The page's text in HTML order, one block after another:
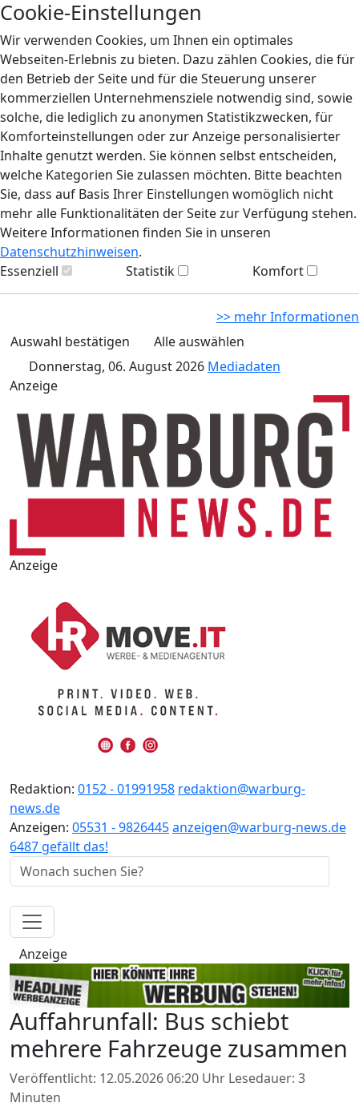
Cookie-Einstellungen
Wir verwenden Cookies, um Ihnen ein optimales
Webseiten-Erlebnis zu bieten. Dazu zählen Cookies, die für
den Betrieb der Seite und für die Steuerung unserer
kommerziellen Unternehmensziele notwendig sind, sowie
solche, die lediglich zu anonymen Statistikzwecken, für
Komforteinstellungen oder zur Anzeige personalisierter
Inhalte genutzt werden. Sie können selbst entscheiden,
welche Kategorien Sie zulassen möchten. Bitte beachten
Sie, dass auf Basis Ihrer Einstellungen womöglich nicht
mehr alle Funktionalitäten der Seite zur Verfügung stehen.
Weitere Informationen finden Sie in unseren
Datenschutzhinweisen.
Essenziell
Statistik Komfort
>> mehr Informationen
Auswahl bestätigen
Alle auswählen
Donnerstag, 06. August 2026 Mediadaten
Anzeige
Anzeige
Redaktion: 0152 - 01991958 redaktion@warburg-
news.de
Anzeigen: 05531 - 9826445anzeigen@warburg-news.de
6487 gefällt das!
Anzeige
Auffahrunfall: Bus schiebt
mehrere Fahrzeuge zusammen
Veröffentlicht: 12.05.2026 06:20 Uhr Lesedauer: 3
Minuten